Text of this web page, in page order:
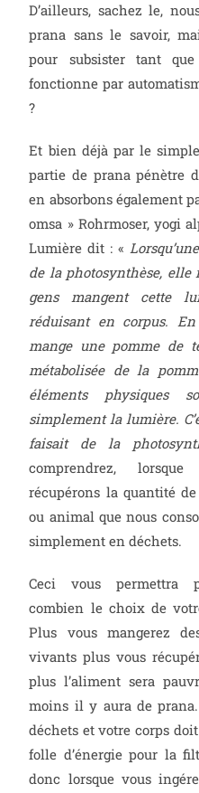
D’ailleurs, sachez le,
prana sans le savoir,
pour subsister tant
fonctionne par
?
Et bien déjà par le
partie de prana pénètre
en absorbons également
omsa » Rohrmoser, yogi
Lumière dit : «
de la photosynthèse, elle
gens mangent cette
réduisant en corpus. En
mange une pomme de
métabolisée de la
éléments physiques
simplement la lumière.
faisait de la
comprendrez,
récupérons la quantité
ou animal que nous
simplement en déchets.
Ceci vous permettra
combien le choix de
Plus vous mangerez
vivants plus vous
plus l’aliment sera
moins il y aura de
déchets et votre corps
folle d’énergie pour la
donc lorsque vous